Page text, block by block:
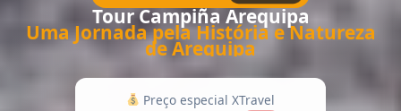
Tour Campiña Arequipa
Uma Jornada pela História e Natureza
de Arequipa
Preço especial XTravel